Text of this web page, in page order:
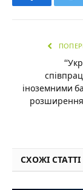
іноземними
СХОЖІ СТАТТІ